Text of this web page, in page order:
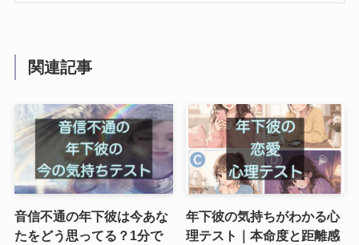
関連記事
音信不通の年下彼は今あな
たをどう思ってる？1分で
年下彼の気持ちがわかる心
理テスト｜本命度と距離感